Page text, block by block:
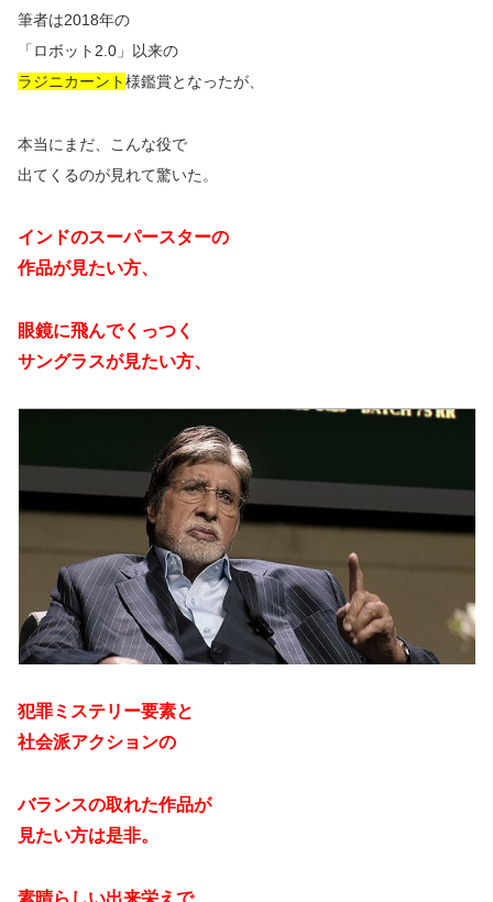
筆者は2018年の
「ロボット2.0」以来の
ラジニカーント様鑑賞となったが、
本当にまだ、こんな役で
出てくるのが見れて驚いた。
インドのスーパースターの
作品が見たい方、
眼鏡に飛んでくっつく
サングラスが見たい方、
犯罪ミステリー要素と
社会派アクションの
バランスの取れた作品が
見たい方は是非。
素晴らしい出来栄えで、